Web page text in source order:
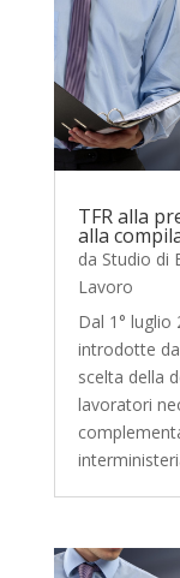
TFR alla
alla
da Studio di
Lavoro
Dal 1°
introdotte
scelta della
lavoratori